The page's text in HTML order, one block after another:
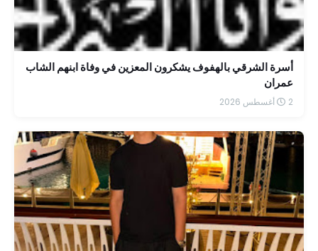
أسرة الشرقي بالهفوف يشكرون المعزين في وفاة ابنهم الشاب
عمران
2 أغسطس 2026